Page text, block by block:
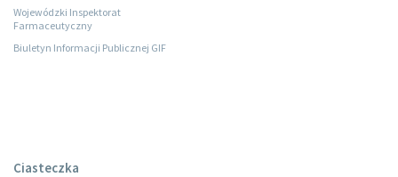
Wojewódzki Inspektorat
Farmaceutyczny
Biuletyn Informacji Publicznej GIF
Ciasteczka